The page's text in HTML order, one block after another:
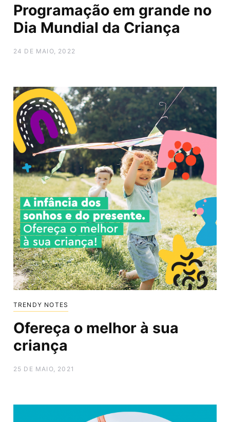
Programação em grande no
Dia Mundial da Criança
24 DE MAIO, 2022
TRENDY NOTES
Ofereça o melhor à sua
criança
25 DE MAIO, 2021